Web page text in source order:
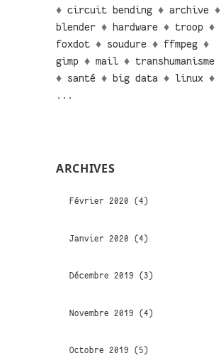
♦circuit bending ♦archive ♦
blender ♦ hardware ♦troop ♦
foxdot ♦ soudure ♦ffmpeg ♦
gimp ♦mail ♦transhumanisme
♦ santé ♦ big data ♦linux ♦
...
ARCHIVES
Février 2020 (4)
Janvier 2020 (4)
Décembre 2019 (3)
Novembre 2019 (4)
Octobre 2019 (5)